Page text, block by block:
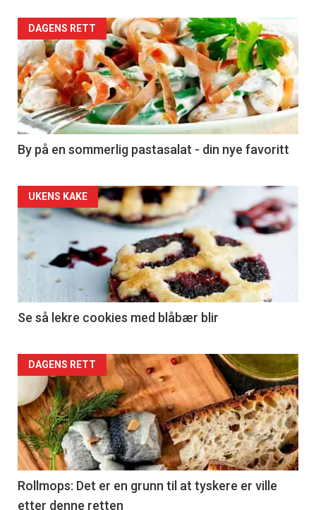
DAGENS RETT
By på en sommerlig pastasalat - din nye favoritt
UKENS KAKE
Se så lekre cookies med blåbær blir
DAGENS RETT
Rollmops: Det er en grunn til at tyskere er ville
etter denne retten